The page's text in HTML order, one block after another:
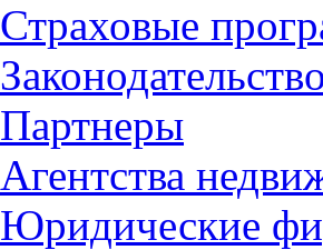
Страховые
Партнеры
Агентства
Юридические